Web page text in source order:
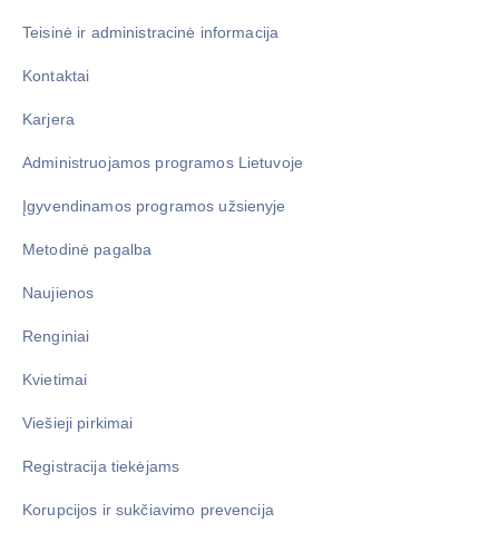
Teisinė ir administracinė informacija
Kontaktai
Karjera
Administruojamos programos Lietuvoje
Įgyvendinamos programos užsienyje
Metodinė pagalba
Naujienos
Renginiai
Kvietimai
Viešieji pirkimai
Registracija tiekėjams
Korupcijos ir sukčiavimo prevencija